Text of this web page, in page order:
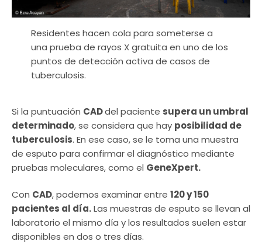
Residentes hacen cola para someterse a
una prueba de rayos X gratuita en uno de los
puntos de detección activa de casos de
tuberculosis.
Si la puntuación CADdel paciente supera un umbral
determinado, se considera que hay posibilidad de
tuberculosis. En ese caso, se le toma una muestra
de esputo para confirmar el diagnóstico mediante
pruebas moleculares, como el GeneXpert.
Con CAD, podemos examinar entre 120 y 150
pacientes al día.Las muestras de esputo se llevan al
laboratorio el mismo día y los resultados suelen estar
disponibles en dos o tres días.